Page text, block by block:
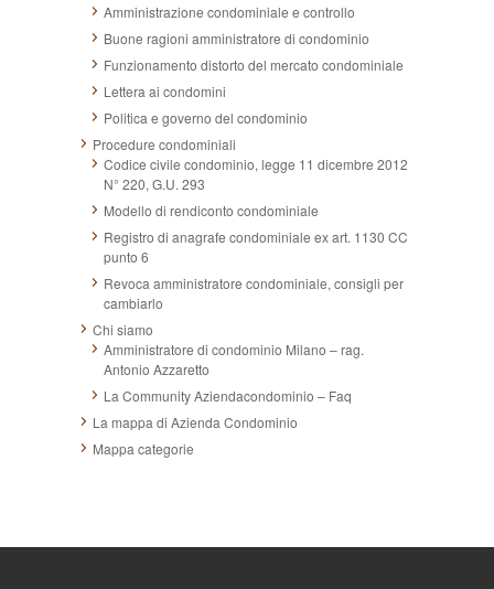
Amministrazione condominiale e controllo
Buone ragioni amministratore di condominio
Funzionamento distorto del mercato condominiale
Lettera ai condomini
Politica e governo del condominio
Procedure condominiali
Codice civile condominio, legge 11 dicembre 2012
N° 220, G.U. 293
Modello di rendiconto condominiale
Registro di anagrafe condominiale ex art. 1130 CC
punto 6
Revoca amministratore condominiale, consigli per
cambiarlo
Chi siamo
Amministratore di condominio Milano – rag.
Antonio Azzaretto
La Community Aziendacondominio – Faq
La mappa di Azienda Condominio
Mappa categorie